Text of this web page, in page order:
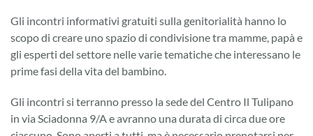
Gli incontri informativi gratuiti sulla genitorialità hanno lo
scopo di creare uno spazio di condivisione tra mamme, papà e
gli esperti del settore nelle varie tematiche che interessano le
prime fasi della vita del bambino.
Gli incontri si terranno presso la sede del Centro Il Tulipano
in via Sciadonna 9/A e avranno una durata di circa due ore